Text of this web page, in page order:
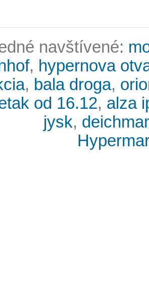
navštívené:
, hypernova
, bala droga,
od 16.12, alza
jysk,